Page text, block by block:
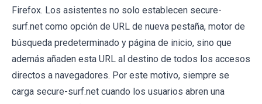
Firefox. Los asistentes no solo establecen secure-
surf.net como opción de URL de nueva pestaña, motor de
búsqueda predeterminado y página de inicio, sino que
además añaden esta URL al destino de todos los accesos
directos a navegadores. Por este motivo, siempre se
carga secure-surf.net cuando los usuarios abren una